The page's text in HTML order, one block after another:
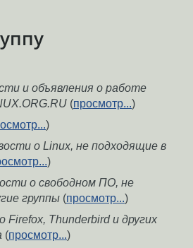
и объявления о работе
(просмотр...)
)
о Linux, не подходящие в
)
о свободном ПО, не
группы (просмотр...)
Firefox, Thunderbird и других
(просмотр...)